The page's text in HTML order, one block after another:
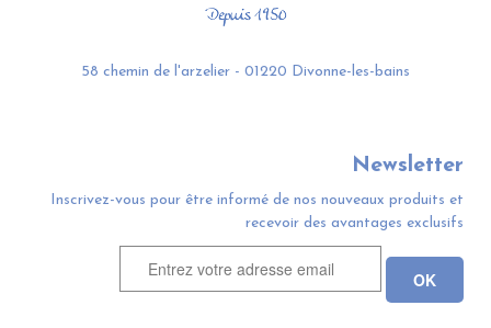
58 chemin de l'arzelier - 01220 Divonne-les-bains
Newsletter
Inscrivez-vous pour être informé de nos nouveaux produits et
recevoir des avantages exclusifs